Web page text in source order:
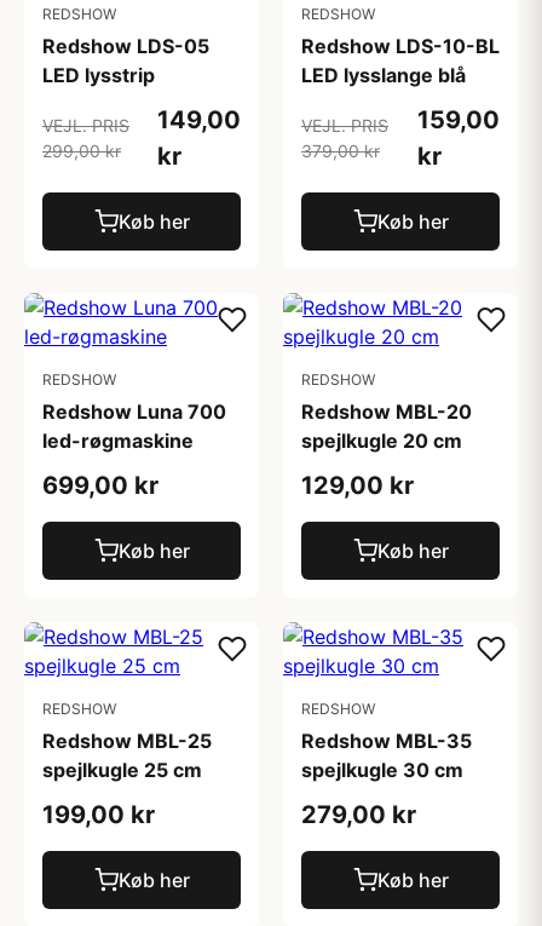
REDSHOW
Redshow LDS-05
LED lysstrip
VEJL. PRIS
299,00 kr
149,00
kr
Køb her
REDSHOW
Redshow LDS-10-BL
LED lysslange blå
VEJL. PRIS
379,00 kr
159,00
kr
Køb her
REDSHOW
Redshow Luna 700
led-røgmaskine
699,00 kr
Køb her
REDSHOW
Redshow MBL-20
spejlkugle 20 cm
129,00 kr
Køb her
REDSHOW
Redshow MBL-25
spejlkugle 25 cm
199,00 kr
Køb her
REDSHOW
Redshow MBL-35
spejlkugle 30 cm
279,00 kr
Køb her